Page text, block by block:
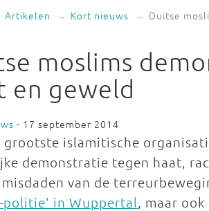
Artikelen Kort nieuws Duitse
moslims
en geweld
- 17 september 2014
grootste islamitische
demonstratie tegen haat,
van de
politie' in Wuppertal, maar